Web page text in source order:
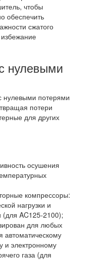
чтобы
обеспечить
сжатого
нулевыми
нулевыми потерями
потери
для других
осушения
компрессоры:
нагрузки и
(для AC125-2100);
для любых
автоматическому
и электронному
газа (для